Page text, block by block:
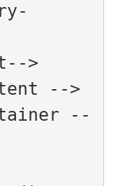
>
-->
--